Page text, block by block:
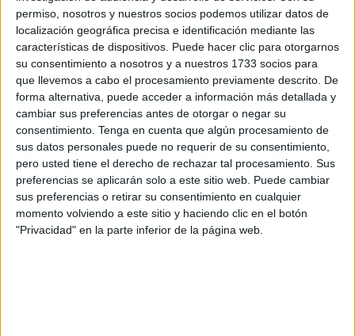
permiso, nosotros y nuestros socios podemos utilizar datos de
localización geográfica precisa e identificación mediante las
características de dispositivos. Puede hacer clic para otorgarnos
su consentimiento a nosotros y a nuestros 1733 socios para
que llevemos a cabo el procesamiento previamente descrito. De
forma alternativa, puede acceder a información más detallada y
cambiar sus preferencias antes de otorgar o negar su
consentimiento. Tenga en cuenta que algún procesamiento de
sus datos personales puede no requerir de su consentimiento,
pero usted tiene el derecho de rechazar tal procesamiento. Sus
preferencias se aplicarán solo a este sitio web. Puede cambiar
sus preferencias o retirar su consentimiento en cualquier
momento volviendo a este sitio y haciendo clic en el botón
"Privacidad" en la parte inferior de la página web.
por incumplimiento de las disposiciones administrativas de
repatriación de menores. Y en el mismo habrían incurrido
los soldados que ejecutaron la devolución pero se debe
concretar en qué circunstancias lo hicieron, si atendiendo
las órdenes de un superior.
La Fiscalía ha pedido a la agencia Reuters la grabación
sin editar de los hechos, que habrían tenido lugar a
primera hora de la tarde del miércoles de la semana
pasada, cuando el flujo de entradas irregulares ya casi se
había extinguido.